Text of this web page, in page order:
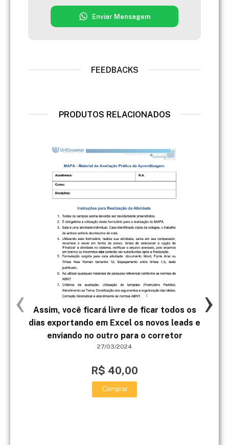
Enviar Mensagem
FEEDBACKS
PRODUTOS RELACIONADOS
Assim, você ficará livre de ficar todos os
dias exportando em Excel os novos leads e
enviando no outro para o corretor
27/03/2024
R$ 40,00
Comprar
‹ ›